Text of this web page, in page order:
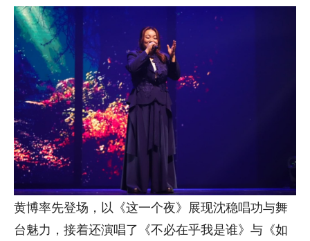
黄博率先登场，以《这一个夜》展现沈稳唱功与舞
台魅力，接着还演唱了《不必在乎我是谁》与《如